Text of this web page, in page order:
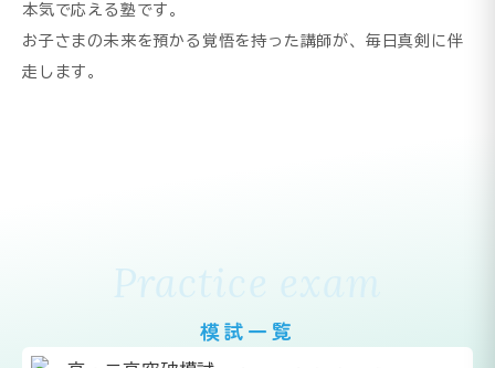
本気で応える塾です。
お子さまの未来を預かる覚悟を持った講師が、毎日真剣に伴
走します。
Practice exam
模試一覧